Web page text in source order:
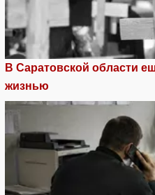
В Саратовской области
жизнью